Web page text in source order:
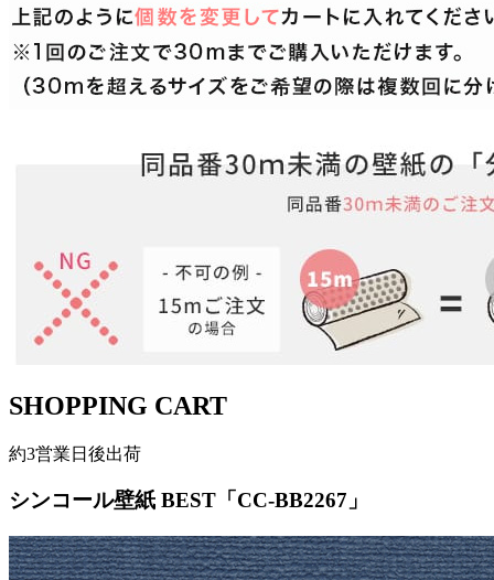
SHOPPING CART
約3営業日後出荷
シンコール壁紙 BEST「CC-BB2267」